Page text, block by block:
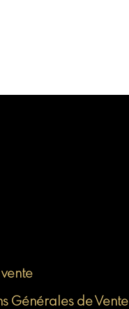
Générales de Vente